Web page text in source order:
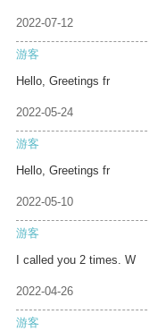
2022-07-12
游客
Hello, Greetings fr
2022-05-24
游客
Hello, Greetings fr
2022-05-10
游客
I called you 2 times. W
2022-04-26
游客